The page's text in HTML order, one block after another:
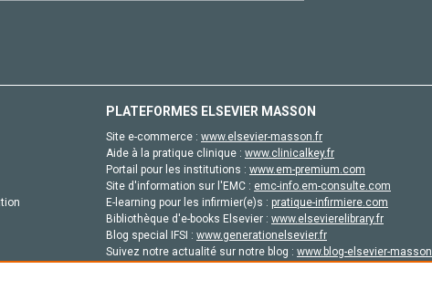
PLATEFORMES ELSEVIER MASSON
Site e-commerce : www.elsevier-masson.fr
Aide à la pratique clinique : www.clinicalkey.fr
Portail pour les institutions : www.em-premium.com
Site d'information sur l'EMC : emc-info.em-consulte.com
E-learning pour les infirmier(e)s : pratique-infirmiere.com
Bibliothèque d'e-books Elsevier : www.elsevierelibrary.fr
Blog special IFSI : www.generationelsevier.fr
Suivez notre actualité sur notre blog : www.blog-elsevier-